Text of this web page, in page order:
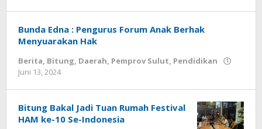
Bunda Edna : Pengurus Forum Anak Berhak
Menyuarakan Hak
Berita, Bitung, Daerah, Pemprov Sulut, Pendidikan
Juni 13, 2024
Bitung Bakal Jadi Tuan Rumah Festival
HAM ke-10 Se-Indonesia